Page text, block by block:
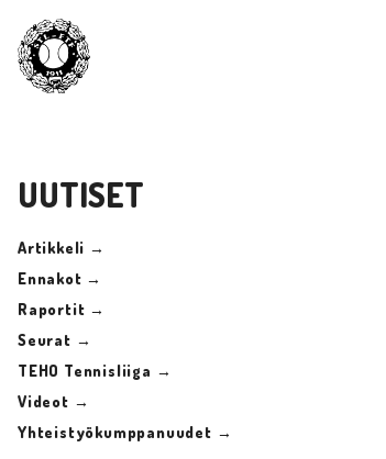
UUTISET
Artikkeli →
Ennakot →
Raportit →
Seurat →
TEHO Tennisliiga →
Videot →
Yhteistyökumppanuudet →